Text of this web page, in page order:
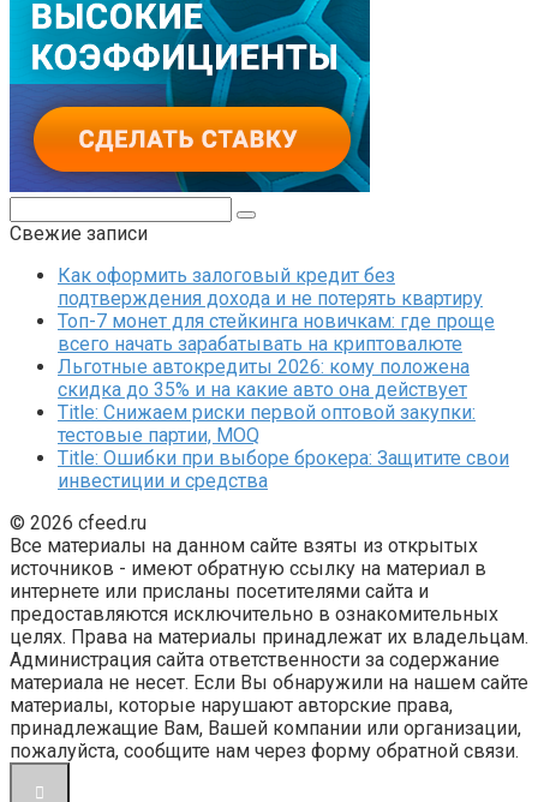
Свежие записи
Как оформить залоговый кредит без
подтверждения дохода и не потерять квартиру
Топ-7 монет для стейкинга новичкам: где проще
всего начать зарабатывать на криптовалюте
Льготные автокредиты 2026: кому положена
скидка до 35% и на какие авто она действует
Title: Снижаем риски первой оптовой закупки:
тестовые партии, MOQ
Title: Ошибки при выборе брокера: Защитите свои
инвестиции и средства
© 2026 cfeed.ru
Все материалы на данном сайте взяты из открытых
источников - имеют обратную ссылку на материал в
интернете или присланы посетителями сайта и
предоставляются исключительно в ознакомительных
целях. Права на материалы принадлежат их владельцам.
Администрация сайта ответственности за содержание
материала не несет. Если Вы обнаружили на нашем сайте
материалы, которые нарушают авторские права,
принадлежащие Вам, Вашей компании или организации,
пожалуйста, сообщите нам через форму обратной связи.